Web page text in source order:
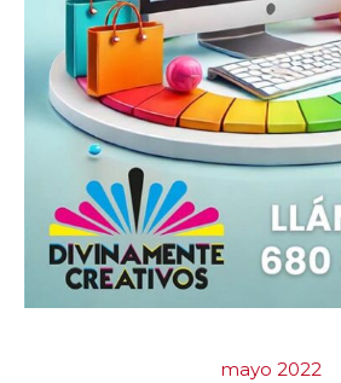
mayo 2022